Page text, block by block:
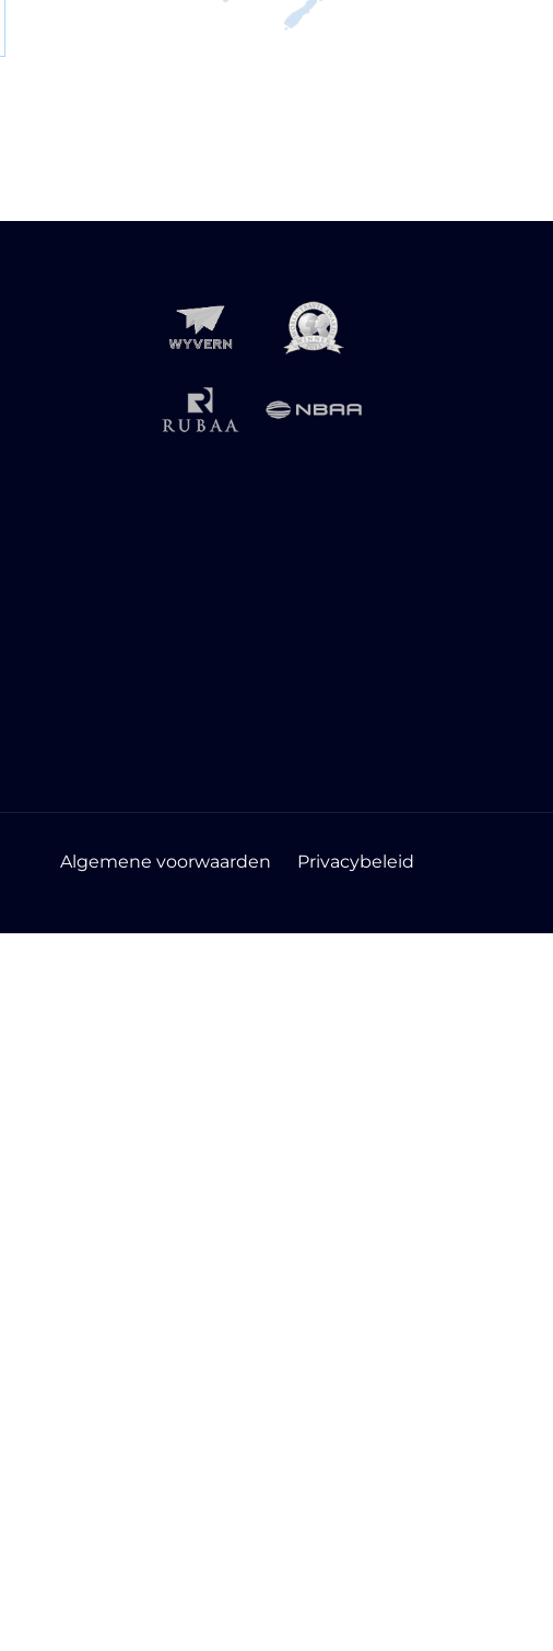
Algemene voorwaarden Privacybeleid